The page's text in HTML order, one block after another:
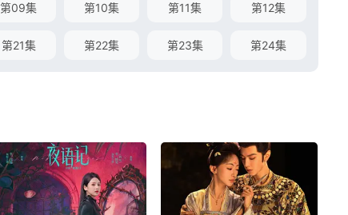
第09集 第10集 第11集 第12集
第21集 第22集 第23集 第24集